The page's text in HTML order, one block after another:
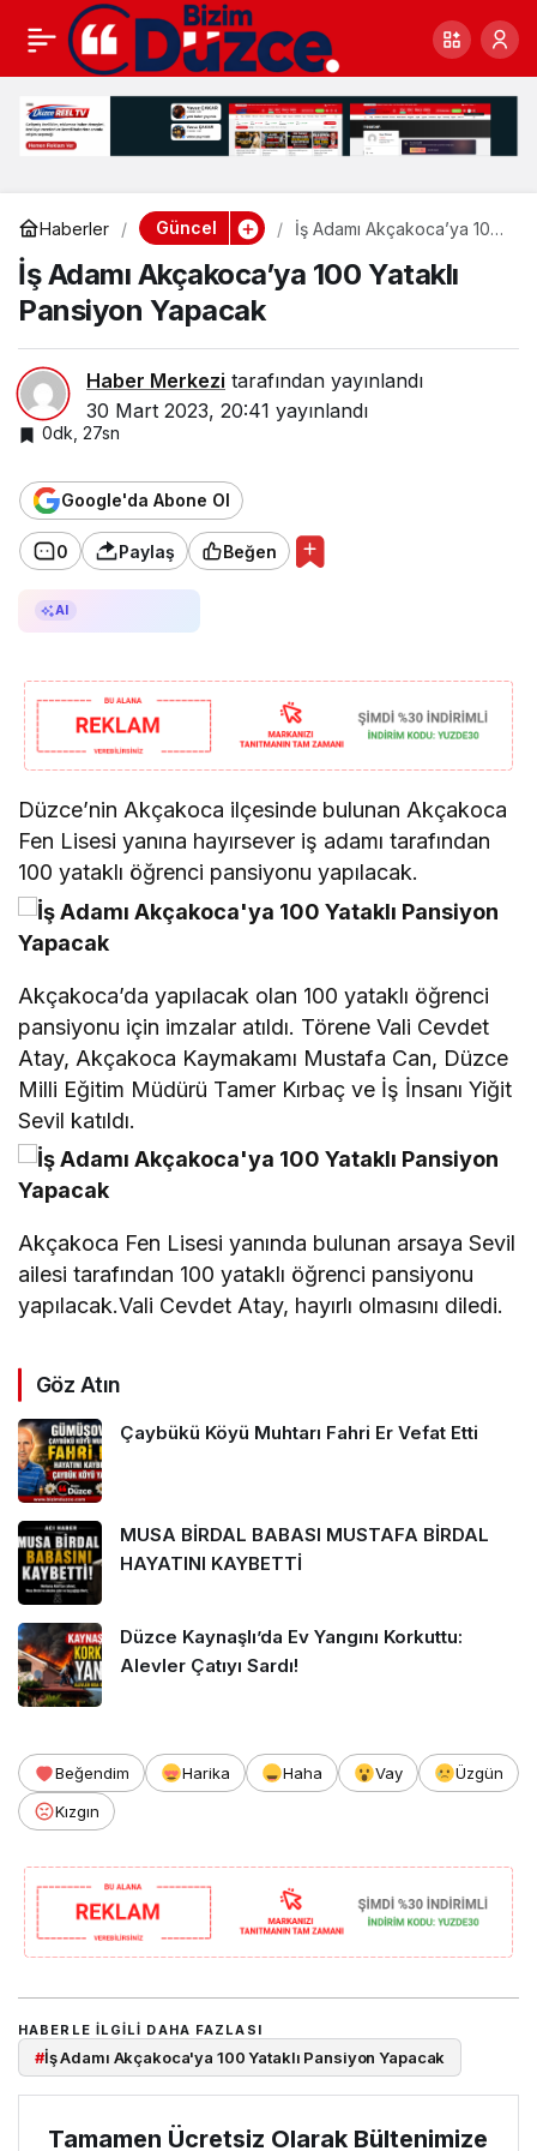
Haberler Güncel
İş Adamı Akçakoca’ya 100
İş Adamı Akçakoca’ya 100 Yataklı
Pansiyon Yapacak
Haber Merkezi tarafından yayınlandı
30 Mart 2023, 20:41 yayınlandı
0dk, 27sn
Google'da Abone Ol
0 Paylaş Beğen
AI
Düzce’nin Akçakoca ilçesinde bulunan Akçakoca
Fen Lisesi yanına hayırsever iş adamı tarafından
100 yataklı öğrenci pansiyonu yapılacak.
Akçakoca’da yapılacak olan 100 yataklı öğrenci
pansiyonu için imzalar atıldı. Törene Vali Cevdet
Atay, Akçakoca Kaymakamı Mustafa Can, Düzce
Milli Eğitim Müdürü Tamer Kırbaç ve İş İnsanı Yiğit
Sevil katıldı.
Akçakoca Fen Lisesi yanında bulunan arsaya Sevil
ailesi tarafından 100 yataklı öğrenci pansiyonu
yapılacak.Vali Cevdet Atay, hayırlı olmasını diledi.
Göz Atın
Çaybükü Köyü Muhtarı Fahri Er Vefat Etti
MUSA BİRDAL BABASI MUSTAFA BİRDAL
HAYATINI KAYBETTİ
Düzce Kaynaşlı’da Ev Yangını Korkuttu:
Alevler Çatıyı Sardı!
Beğendim Harika Haha Vay
Üzgün
Kızgın
İş Adamı Akçakoca’ya
100 Yataklı Pansiyon
0
HABERLE ILGILI DAHA FAZLASI
#İş Adamı Akçakoca'ya 100 Yataklı Pansiyon Yapacak
Tamamen Ücretsiz Olarak Bültenimize